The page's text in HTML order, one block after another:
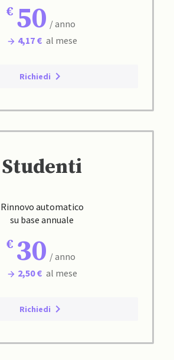
50 / anno
4,17 € al mese
Richiedi
Studenti
Rinnovo automatico
su base annuale
30 / anno
2,50 € al mese
Richiedi